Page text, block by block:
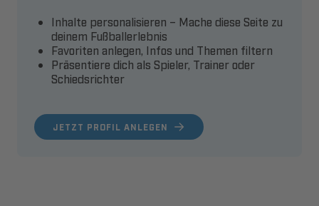
JETZT PROFIL ANLEGEN
Inhalte personalisieren – Mache diese Seite zu
deinem Fußballerlebnis
Favoriten anlegen, Infos und Themen filtern
Präsentiere dich als Spieler, Trainer oder
Schiedsrichter